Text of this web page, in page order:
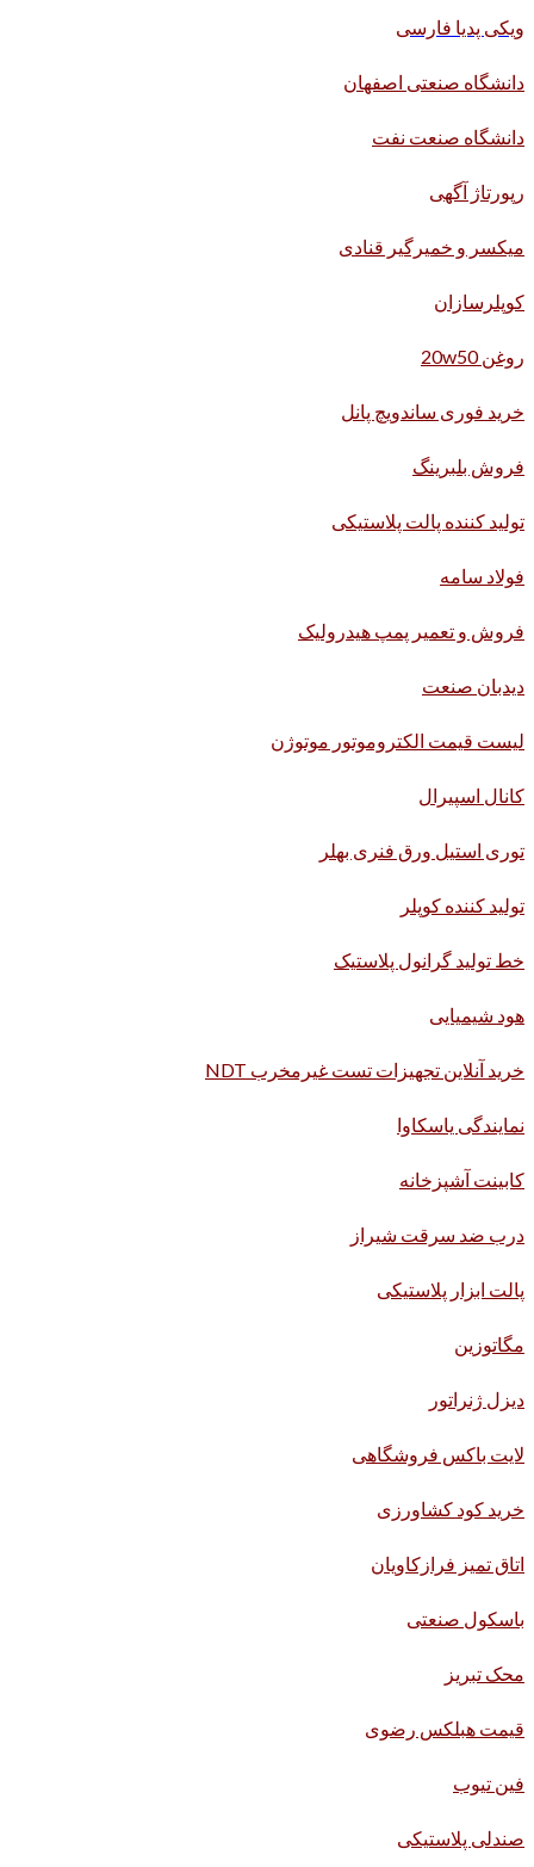
ویکی پدیا فارسی
دانشگاه صنعتی اصفهان
دانشگاه صنعت نفت
رپورتاژ آگهی
میکسر و خمیرگیر قنادی
کوپلرسازان
روغن 20w50
خرید فوری ساندویچ پانل
فروش بلبرینگ
تولید کننده پالت پلاستیکی
فولاد سامه
فروش و تعمیر پمپ هیدرولیک
دیدبان صنعت
لیست قیمت الکتروموتور موتوژن
کانال اسپیرال
توری استیل ورق فنری بهلر
تولید کننده کوپلر
خط تولید گرانول پلاستیک
هود شیمیایی
خرید آنلاین تجهیزات تست غیرمخرب NDT
نمایندگی یاسکاوا
کابینت آشپزخانه
درب ضد سرقت شیراز
پالت ابزار پلاستیکی
مگاتوزین
دیزل ژنراتور
لایت باکس فروشگاهی
خرید کود کشاورزی
اتاق تمیز فرازکاویان
باسکول صنعتی
محک تبریز
قیمت هبلکس رضوی
فین تیوب
صندلی پلاستیکی